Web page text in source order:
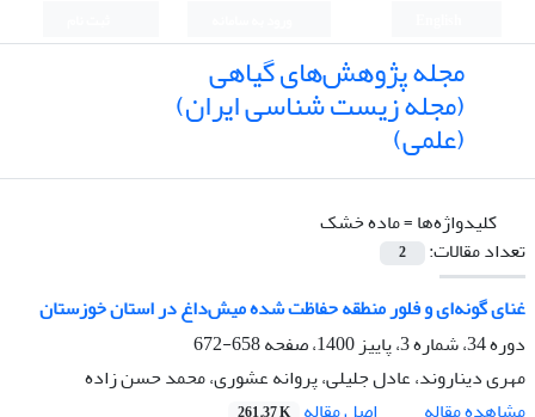
مجله پژوهش‌های گیاهی
(مجله زیست شناسی ایران)
(علمی)
کلیدواژه‌ها =ماده خشک
تعداد مقالات:
2
غنای گونه‌ای و فلور منطقه حفاظت شده میش‌داغ در استان خوزستان
دوره 34، شماره 3، پاییز 1400، صفحه
658-672
مهری دیناروند، عادل جلیلی، پروانه عشوری، محمد حسن زاده